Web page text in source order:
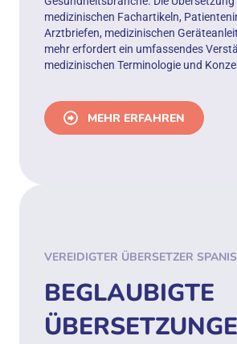
medizinischen Fachartikeln,
Arztbriefen, medizinischen
mehr erfordert ein umfassendes
medizinischen Terminologie und
MEHR ERFAHREN
VEREIDIGTER ÜBERSETZER
BEGLAUBIGTE